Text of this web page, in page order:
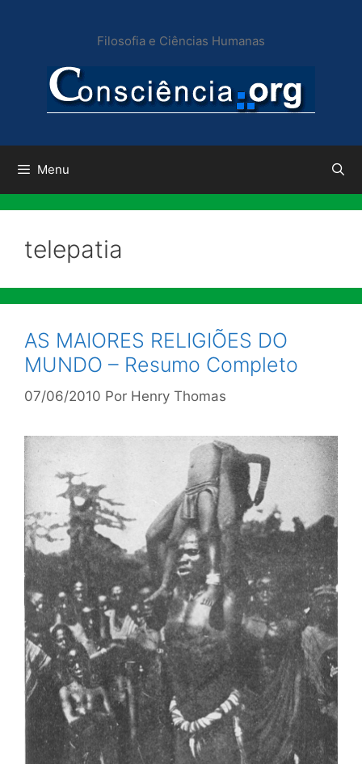
conteúdo
Filosofia e Ciências Humanas
Menu
telepatia
AS MAIORES RELIGIÕES DO
MUNDO – Resumo Completo
07/06/2010 Por Henry Thomas